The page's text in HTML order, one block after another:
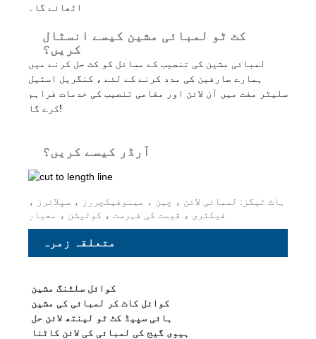
اٹھائے گا۔
کٹ ٹو لمبائی مشین کیسے انسٹال
کریں؟
لمبائی مشین کی تنصیب کے مسائل کو کٹ حل کرنے میں
ہمارے صارفین کی مدد کرنے کے لئے ، کنگریل اسٹیل
سلیٹر مفت میں آن لائن اور مقامی تنصیب کی خدمات فراہم
کرے گا!
آرڈر کیسے کریں؟
ہاٹ ٹیگز: لمبائی لائن ، چین ، مینوفیکچررز ، سپلائرز ،
فیکٹری ، قیمت کی فہرست ، کوٹیشن ، معیار
متعلقہ زمرہ
کوائل سلٹنگ مشین
کوائل کاٹ کر لمبائی کی مشین
ہائی سپیڈ کٹ ٹو لینتھ لائن حل
ہیوی گیج کی لمبائی کی لائن کاٹنا